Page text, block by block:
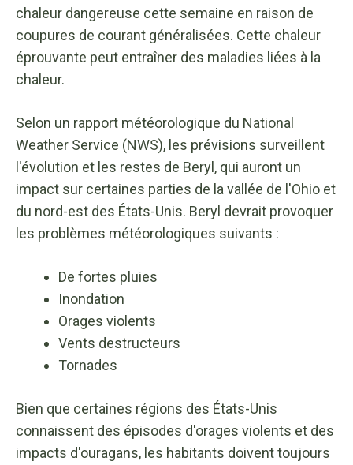
chaleur dangereuse cette semaine en raison de
coupures de courant généralisées. Cette chaleur
éprouvante peut entraîner des maladies liées à la
chaleur.
Selon un rapport météorologique du National
Weather Service (NWS), les prévisions surveillent
l'évolution et les restes de Beryl, qui auront un
impact sur certaines parties de la vallée de l'Ohio et
du nord-est des États-Unis. Beryl devrait provoquer
les problèmes météorologiques suivants :
De fortes pluies
Inondation
Orages violents
Vents destructeurs
Tornades
Bien que certaines régions des États-Unis
connaissent des épisodes d'orages violents et des
impacts d'ouragans, les habitants doivent toujours